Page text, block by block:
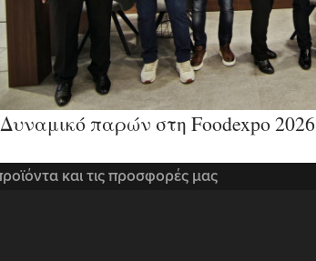
Δυναμικό παρών στη Foodexpo 2026
και τις προσφορές μας